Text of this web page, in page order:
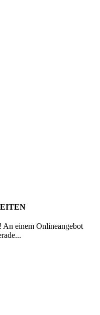
An einem Onlineangebot